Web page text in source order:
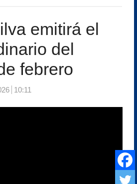
emitirá el
del
febrero
10:11